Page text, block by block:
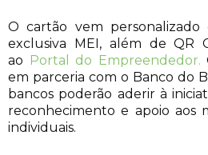
O cartão vem personalizado
exclusiva MEI, além de QR
ao
Portal do Empreendedor.
em parceria com o Banco do
bancos poderão aderir à
reconhecimento e apoio aos
individuais.